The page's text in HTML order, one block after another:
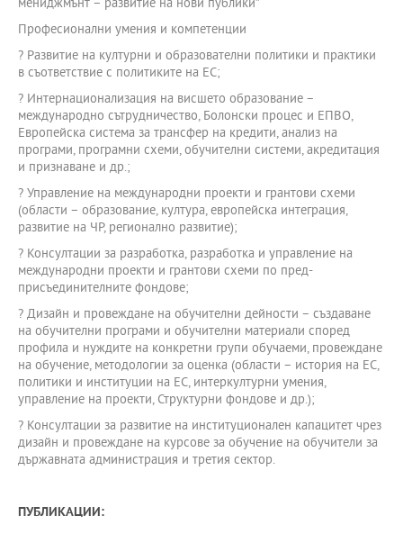
мениджмънт – развитие на нови публики”
Професионални умения и компетенции
? Развитие на културни и образователни политики и практики
в съответствие с политиките на ЕС;
? Интернационализация на висшето образование –
международно сътрудничество, Болонски процес и ЕПВО,
Европейска система за трансфер на кредити, анализ на
програми, програмни схеми, обучителни системи, акредитация
и признаване и др.;
? Управление на международни проекти и грантови схеми
(области – образование, култура, европейска интеграция,
развитие на ЧР, регионално развитие);
? Консултации за разработка, разработка и управление на
международни проекти и грантови схеми по пред-
присъединителните фондове;
? Дизайн и провеждане на обучителни дейности – създаване
на обучителни програми и обучителни материали според
профила и нуждите на конкретни групи обучаеми, провеждане
на обучение, методологии за оценка (области – история на ЕС,
политики и институции на ЕС, интеркултурни умения,
управление на проекти, Структурни фондове и др.);
? Консултации за развитие на институционален капацитет чрез
дизайн и провеждане на курсове за обучение на обучители за
държавната администрация и третия сектор.
ПУБЛИКАЦИИ: